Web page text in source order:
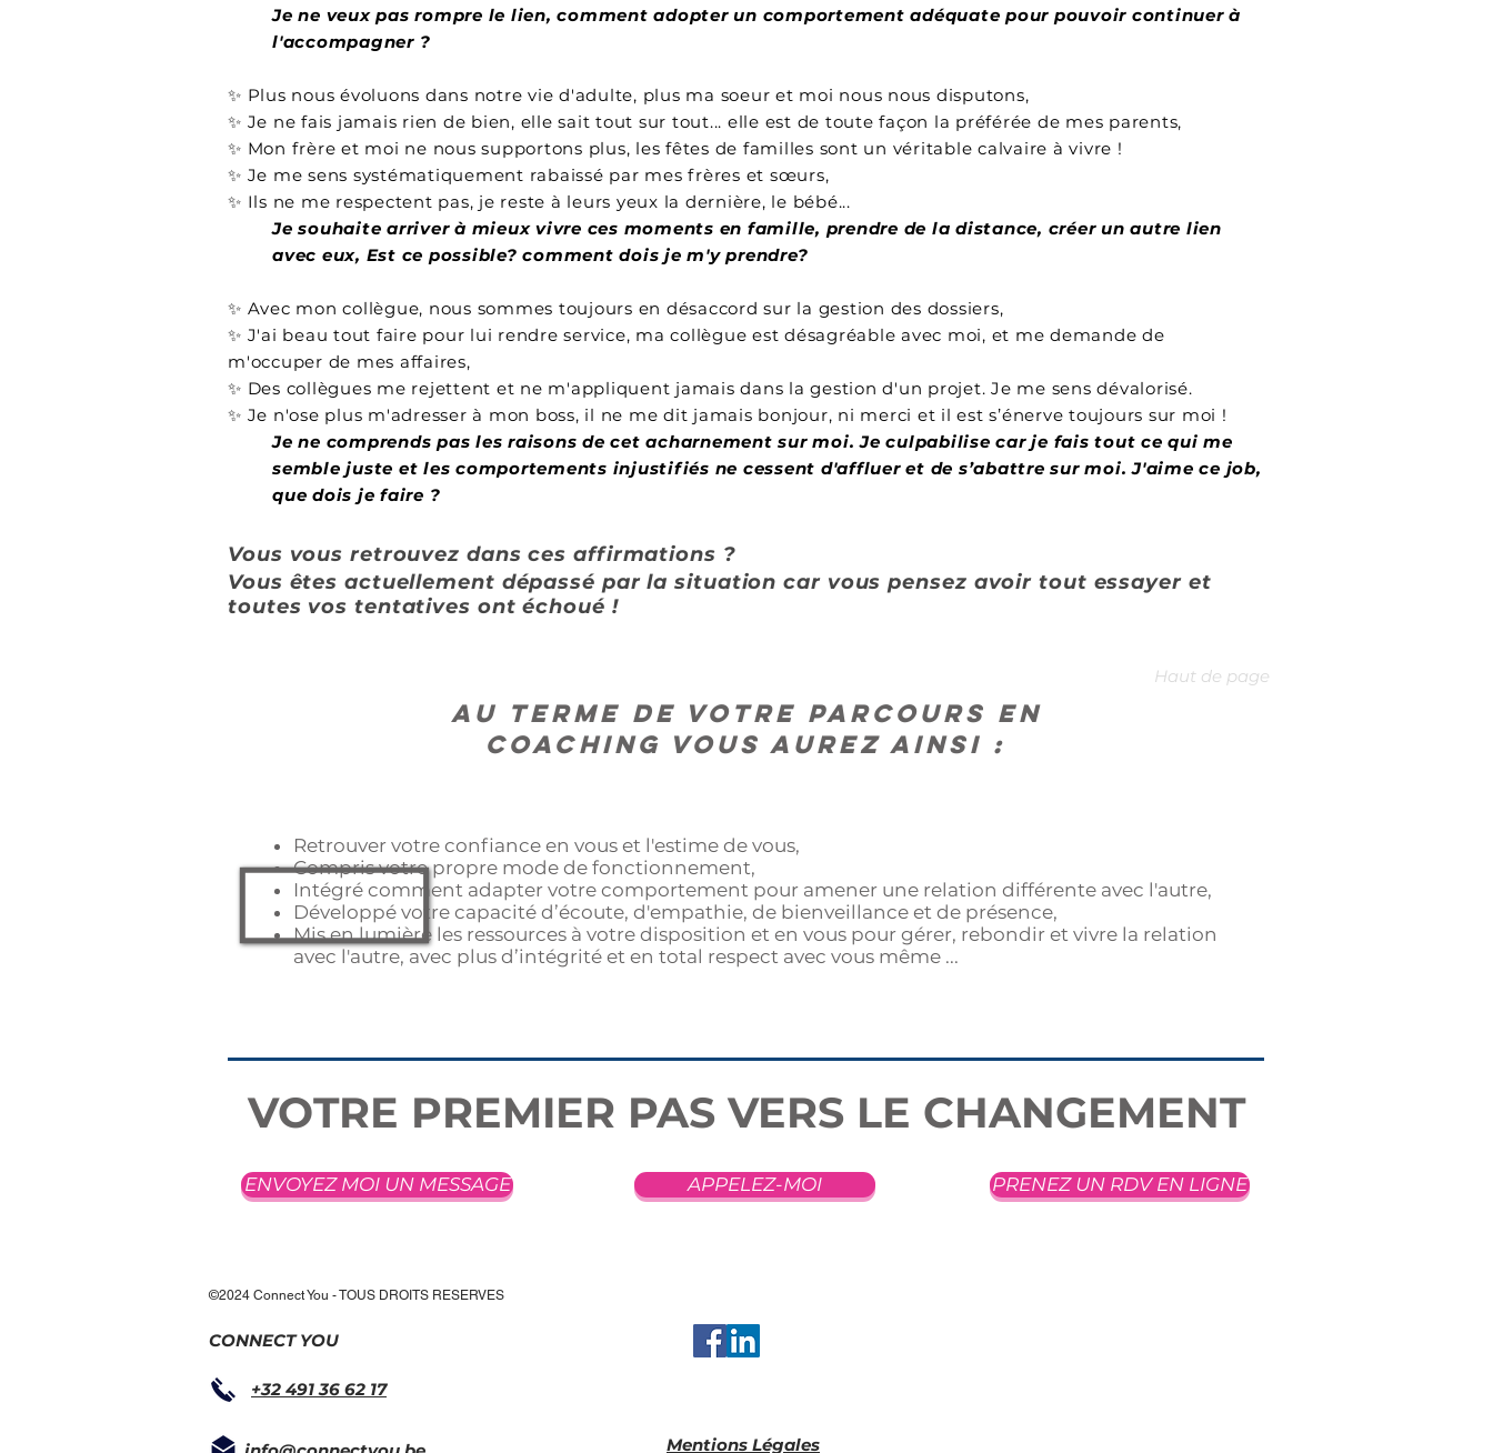
Je ne veux pas rompre le lien, comment adopter un comportement adéquate pour pouvoir continuer à
l'accompagner ?
✨ Plus nous évoluons dans notre vie d'adulte, plus ma soeur et moi nous nous disputons,
✨ Je ne fais jamais rien de bien, elle sait tout sur tout... elle est de toute façon la préférée de mes parents,
✨ Mon frère et moi ne nous supportons plus, les fêtes de familles sont un véritable calvaire à vivre !
✨ Je me sens systématiquement rabaissé par mes frères et sœurs,
✨ Ils ne me respectent pas, je reste à leurs yeux la dernière, le bébé...
Je souhaite arriver à mieux vivre ces moments en famille, prendre de la distance, créer un autre lien
avec eux, Est ce possible? comment dois je m'y prendre?
✨ Avec mon collègue, nous sommes toujours en désaccord sur la gestion des dossiers,
✨ J'ai beau tout faire pour lui rendre service, ma collègue est désagréable avec moi, et me demande de
m'occuper de mes affaires,
✨ Des collègues me rejettent et ne m'appliquent jamais dans la gestion d'un projet. Je me sens dévalorisé.
✨ Je n'ose plus m'adresser à mon boss, il ne me dit jamais bonjour, ni merci et il est s’énerve toujours sur moi !
Je ne comprends pas les raisons de cet acharnement sur moi. Je culpabilise car je fais tout ce qui me
semble juste et les comportements injustifiés ne cessent d'affluer et de s’abattre sur moi. J'aime ce job,
que dois je faire ?
Vous vous retrouvez dans ces affirmations ?
Vous êtes actuellement dépassé par la situation car vous pensez avoir tout essayer et
toutes vos tentatives ont échoué !
Haut de page
Au terme de votre parcours en
coaching VOUS AUREZ AINSI :
Retrouver votre confiance en vous et l'estime de vous,
Compris votre propre mode de fonctionnement,
Intégré comment adapter votre comportement pour amener une relation différente avec l'autre,
Développé votre capacité d’écoute, d'empathie, de bienveillance et de présence,
Mis en lumière les ressources à votre disposition et en vous pour gérer, rebondir et vivre la relation
avec l'autre, avec plus d’intégrité et en total respect avec vous même ...
VOTRE PREMIER PAS VERS LE CHANGEMENT
ENVOYEZ MOI UN MESSAGE APPELEZ-MOI PRENEZ UN RDV EN LIGNE
©2024 Connect You - TOUS DROITS RESERVES
CONNECT YOU
+32 491 36 62 17
Mentions Légales